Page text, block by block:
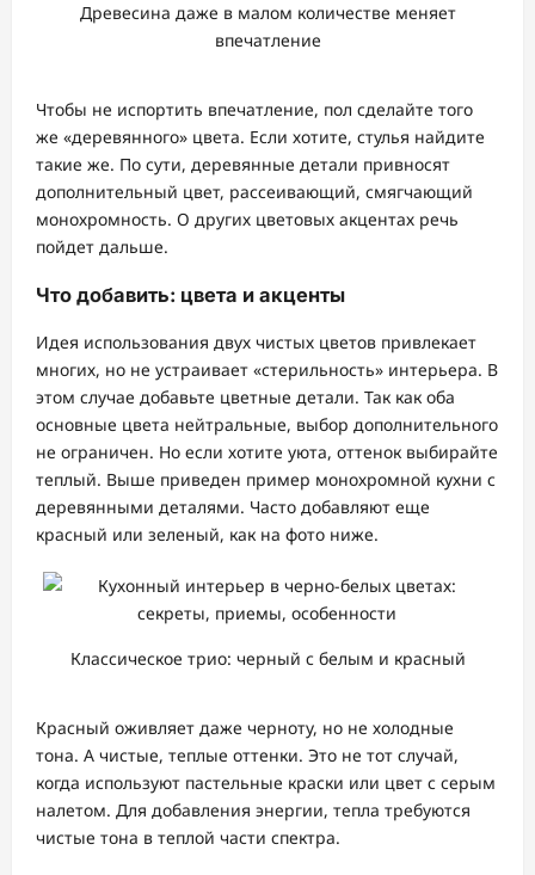
Древесина даже в малом количестве меняет
впечатление
Чтобы не испортить впечатление, пол сделайте того
же «деревянного» цвета. Если хотите, стулья найдите
такие же. По сути, деревянные детали привносят
дополнительный цвет, рассеивающий, смягчающий
монохромность. О других цветовых акцентах речь
пойдет дальше.
Что добавить: цвета и акценты
Идея использования двух чистых цветов привлекает
многих, но не устраивает «стерильность» интерьера. В
этом случае добавьте цветные детали. Так как оба
основные цвета нейтральные, выбор дополнительного
не ограничен. Но если хотите уюта, оттенок выбирайте
теплый. Выше приведен пример монохромной кухни с
деревянными деталями. Часто добавляют еще
красный или зеленый, как на фото ниже.
Классическое трио: черный с белым и красный
Красный оживляет даже черноту, но не холодные
тона. А чистые, теплые оттенки. Это не тот случай,
когда используют пастельные краски или цвет с серым
налетом. Для добавления энергии, тепла требуются
чистые тона в теплой части спектра.